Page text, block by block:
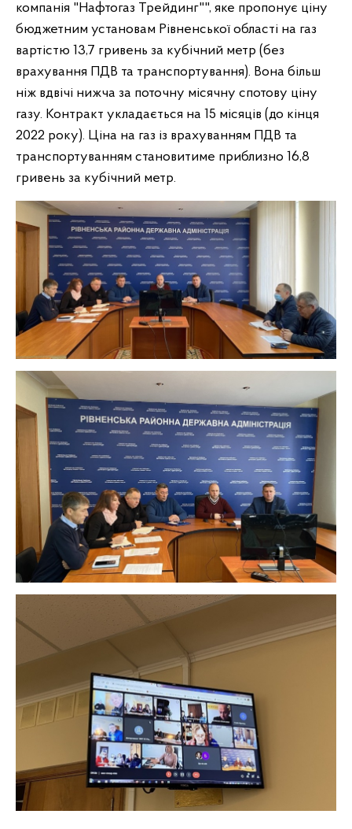
компанія "Нафтогаз Трейдинг"", яке пропонує ціну
бюджетним установам Рівненської області на газ
вартістю 13,7 гривень за кубічний метр (без
врахування ПДВ та транспортування). Вона більш
ніж вдвічі нижча за поточну місячну спотову ціну
газу. Контракт укладається на 15 місяців (до кінця
2022 року). Ціна на газ із врахуванням ПДВ та
транспортуванням становитиме приблизно 16,8
гривень за кубічний метр.